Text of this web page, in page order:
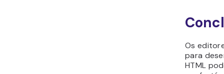
Os
para
HTML